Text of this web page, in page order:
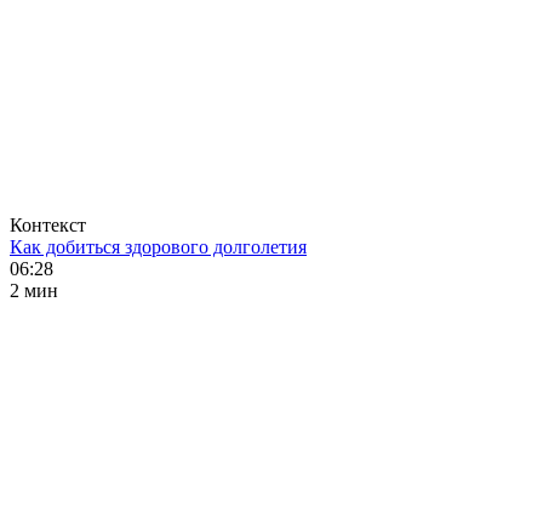
Контекст
Как добиться здорового долголетия
06:28
2 мин